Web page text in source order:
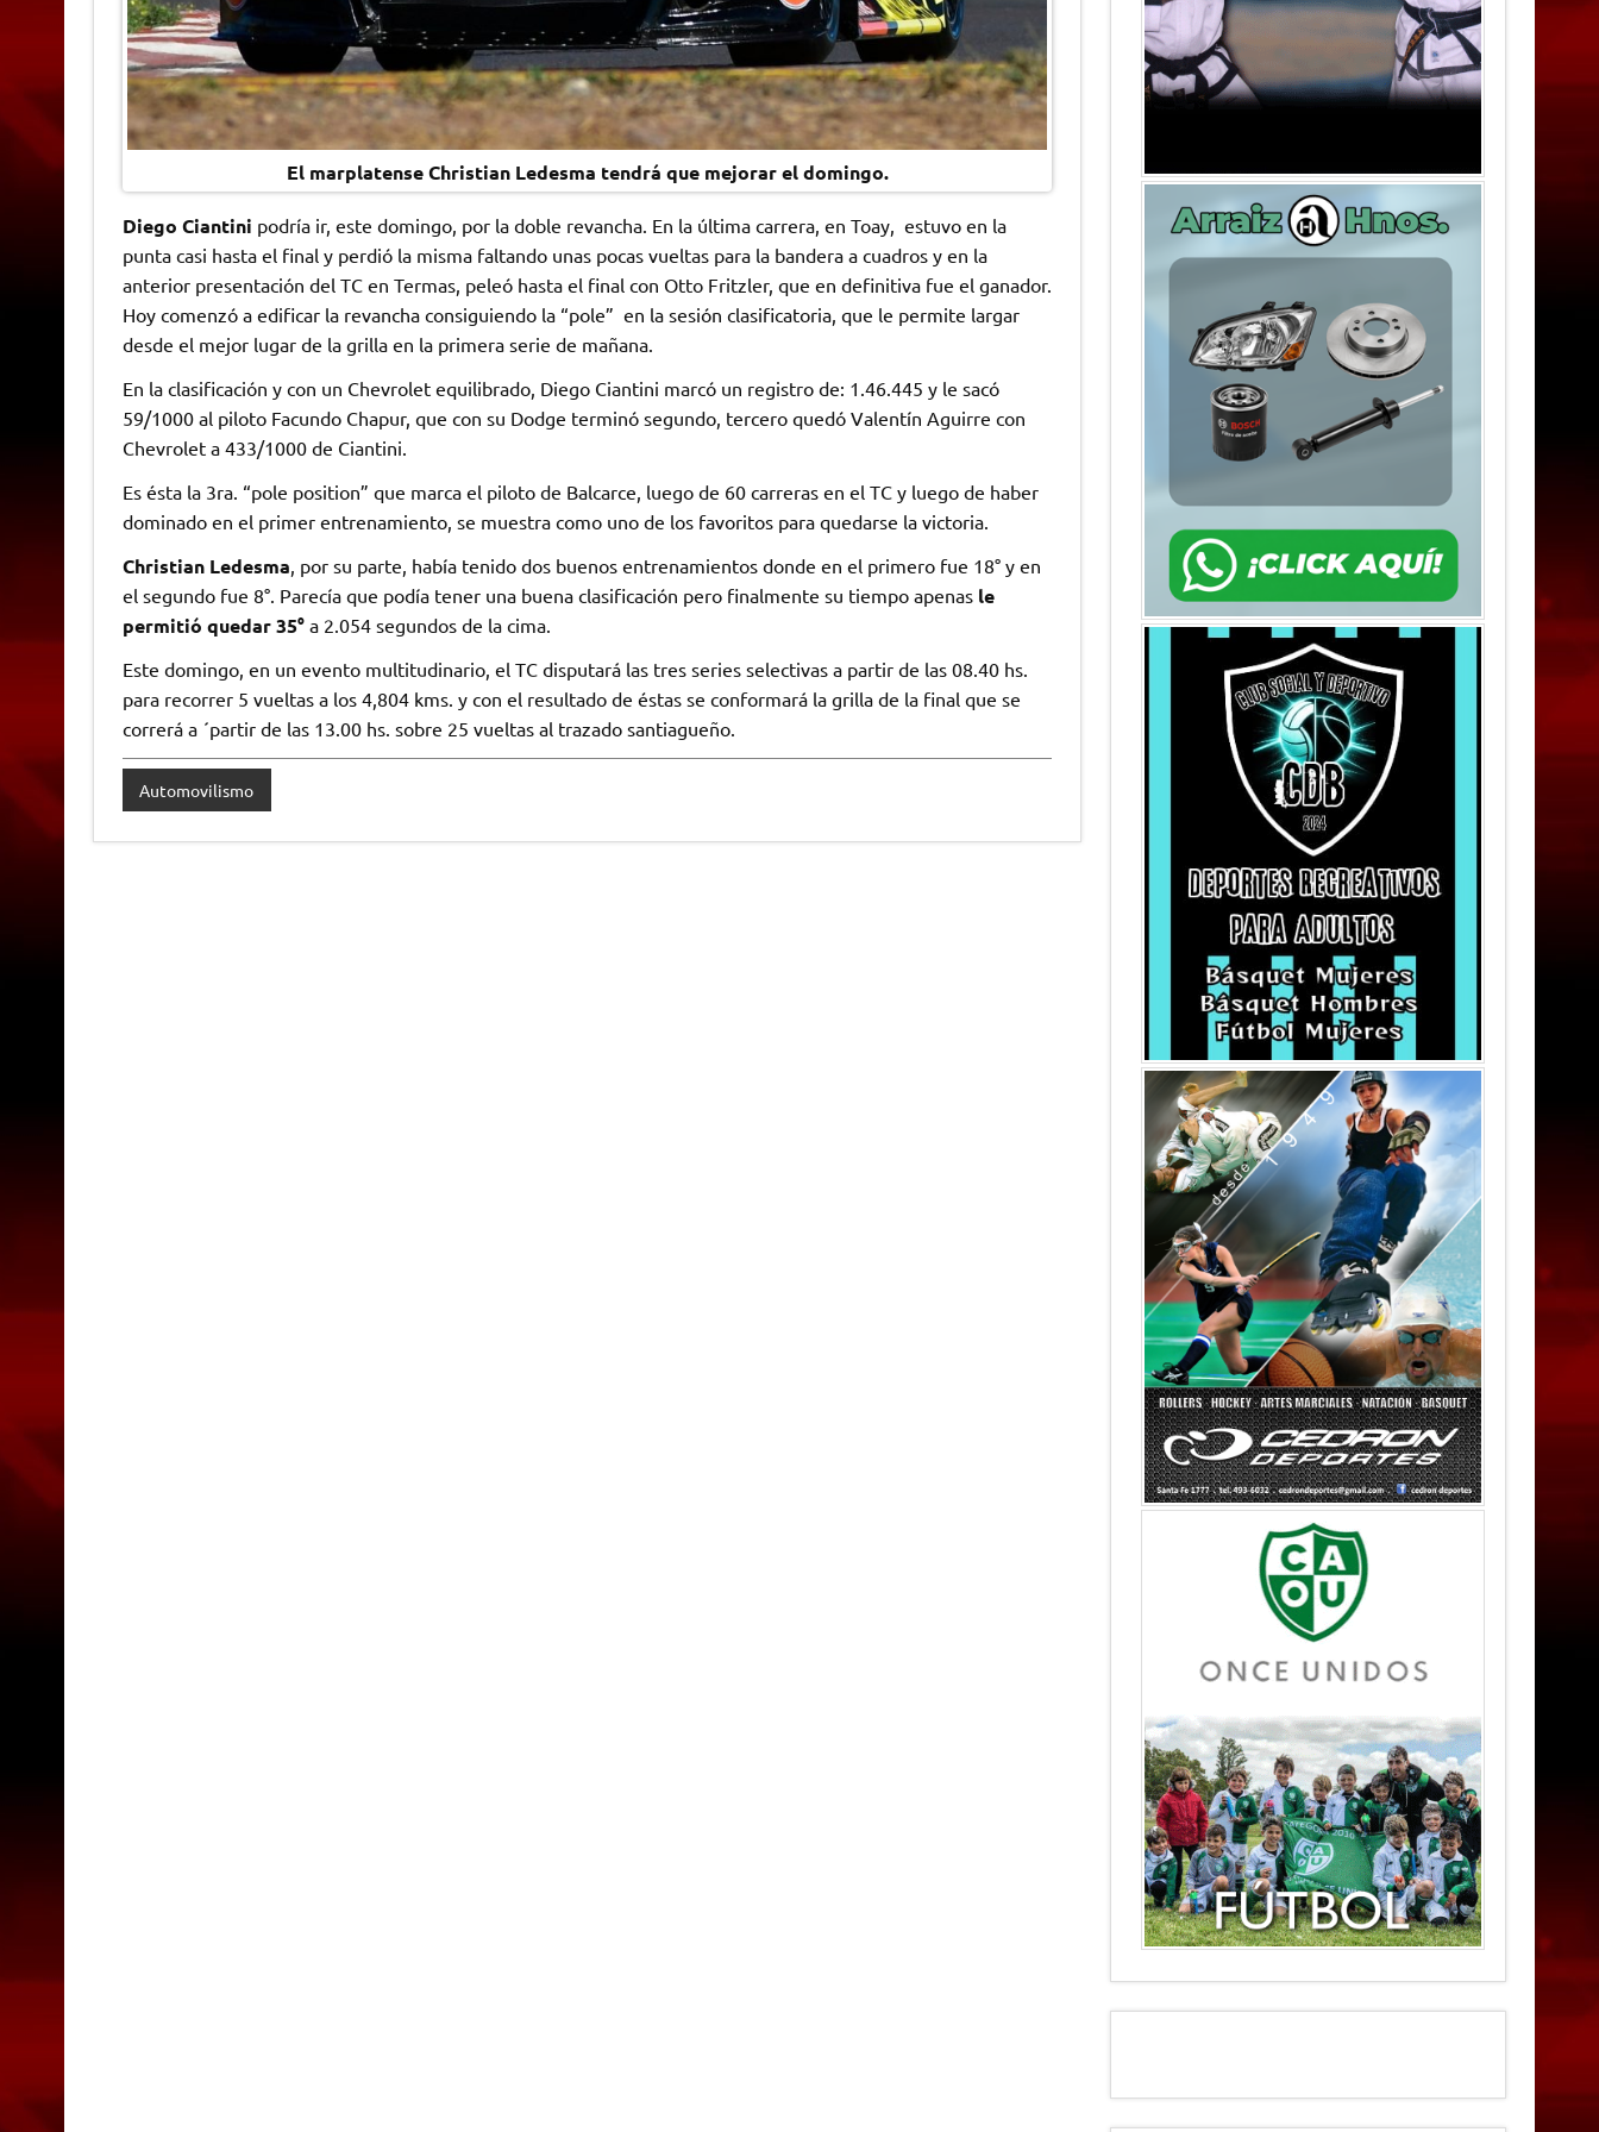
El marplatense Christian Ledesma tendrá que mejorar el domingo.
Diego Ciantini podría ir, este domingo, por la doble revancha. En la última carrera, en Toay, estuvo en la
punta casi hasta el final y perdió la misma faltando unas pocas vueltas para la bandera a cuadros y en la
anterior presentación del TC en Termas, peleó hasta el final con Otto Fritzler, que en definitiva fue el ganador.
Hoy comenzó a edificar la revancha consiguiendo la “pole” en la sesión clasificatoria, que le permite largar
desde el mejor lugar de la grilla en la primera serie de mañana.
En la clasificación y con un Chevrolet equilibrado, Diego Ciantini marcó un registro de: 1.46.445 y le sacó
59/1000 al piloto Facundo Chapur, que con su Dodge terminó segundo, tercero quedó Valentín Aguirre con
Chevrolet a 433/1000 de Ciantini.
Es ésta la 3ra. “pole position” que marca el piloto de Balcarce, luego de 60 carreras en el TC y luego de haber
dominado en el primer entrenamiento, se muestra como uno de los favoritos para quedarse la victoria.
Christian Ledesma, por su parte, había tenido dos buenos entrenamientos donde en el primero fue 18° y en
el segundo fue 8°. Parecía que podía tener una buena clasificación pero finalmente su tiempo apenas le
permitió quedar 35°a 2.054 segundos de la cima.
Este domingo, en un evento multitudinario, el TC disputará las tres series selectivas a partir de las 08.40 hs.
para recorrer 5 vueltas a los 4,804 kms. y con el resultado de éstas se conformará la grilla de la final que se
correrá a ´partir de las 13.00 hs. sobre 25 vueltas al trazado santiagueño.
Automovilismo